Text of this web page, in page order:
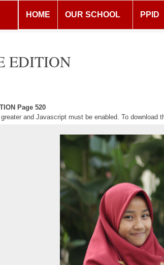
HOME OUR SCHOOL PPID
EDITION
Page 520
and Javascript must be enabled. To download